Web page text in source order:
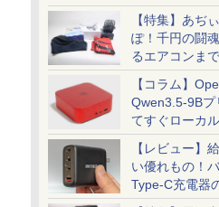
【特集】あぢ
ぽ！千円の闘
るエアコンま
ッズ一挙紹介
【コラム】
Qwen3.5-9Bプ
てすぐローカ
PC「SER9
【レビュー】
い優れもの！
Type-C充電器
ったこと